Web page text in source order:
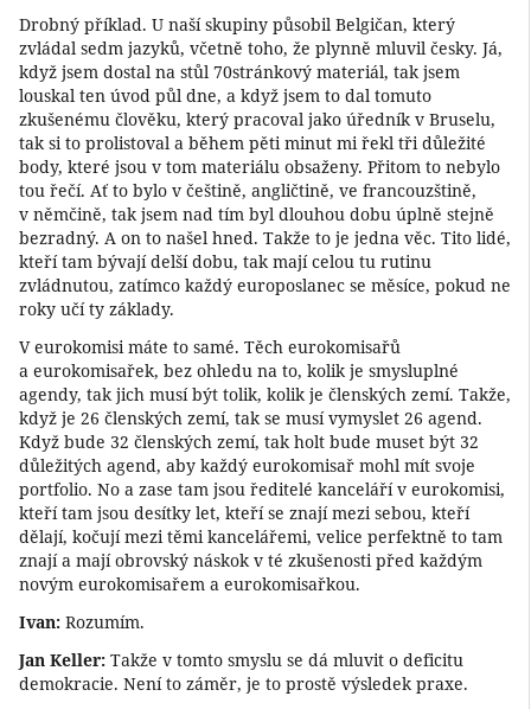
Drobný příklad. U naší skupiny působil Belgičan, který
zvládal sedm jazyků, včetně toho, že plynně mluvil česky. Já,
když jsem dostal na stůl 70stránkový materiál, tak jsem
louskal ten úvod půl dne, a když jsem to dal tomuto
zkušenému člověku, který pracoval jako úředník v Bruselu,
tak si to prolistoval a během pěti minut mi řekl tři důležité
body, které jsou v tom materiálu obsaženy. Přitom to nebylo
tou řečí. Ať to bylo v češtině, angličtině, ve francouzštině,
v němčině, tak jsem nad tím byl dlouhou dobu úplně stejně
bezradný. A on to našel hned. Takže to je jedna věc. Tito lidé,
kteří tam bývají delší dobu, tak mají celou tu rutinu
zvládnutou, zatímco každý europoslanec se měsíce, pokud ne
roky učí ty základy.
V eurokomisi máte to samé. Těch eurokomisařů
a eurokomisařek, bez ohledu na to, kolik je smysluplné
agendy, tak jich musí být tolik, kolik je členských zemí. Takže,
když je 26 členských zemí, tak se musí vymyslet 26 agend.
Když bude 32 členských zemí, tak holt bude muset být 32
důležitých agend, aby každý eurokomisař mohl mít svoje
portfolio. No a zase tam jsou ředitelé kanceláří v eurokomisi,
kteří tam jsou desítky let, kteří se znají mezi sebou, kteří
dělají, kočují mezi těmi kancelářemi, velice perfektně to tam
znají a mají obrovský náskok v té zkušenosti před každým
novým eurokomisařem a eurokomisařkou.
Ivan: Rozumím.
Jan Keller: Takže v tomto smyslu se dá mluvit o deficitu
demokracie. Není to záměr, je to prostě výsledek praxe.